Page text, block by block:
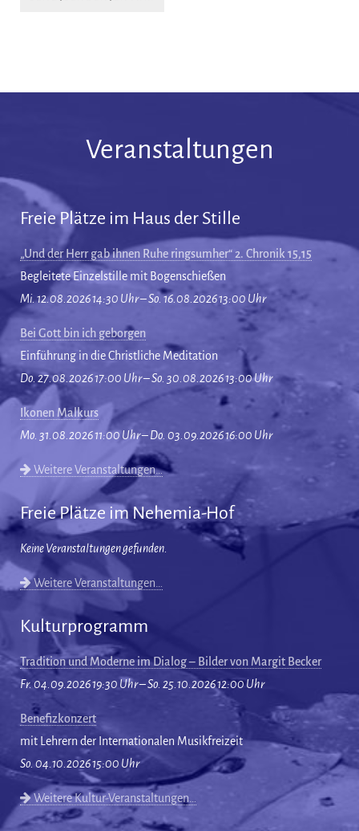
Veranstaltungen
Freie Plätze im Haus der Stille
„Und der Herr gab ihnen Ruhe ringsumher“ 2. Chronik 15,15
Begleitete Einzelstille mit Bogenschießen
Mi. 12.08.2026 14:30 Uhr – So. 16.08.2026 13:00 Uhr
Bei Gott bin ich geborgen
Einführung in die Christliche Meditation
Do. 27.08.2026 17:00 Uhr – So. 30.08.2026 13:00 Uhr
Ikonen Malkurs
Mo. 31.08.2026 11:00 Uhr – Do. 03.09.2026 16:00 Uhr
Weitere Veranstaltungen…
Freie Plätze im Nehemia-Hof
Keine Veranstaltungen gefunden.
Weitere Veranstaltungen…
Kulturprogramm
Tradition und Moderne im Dialog – Bilder von Margit Becker
Fr. 04.09.2026 19:30 Uhr – So. 25.10.2026 12:00 Uhr
Benefizkonzert
mit Lehrern der Internationalen Musikfreizeit
So. 04.10.2026 15:00 Uhr
Weitere Kultur-Veranstaltungen…